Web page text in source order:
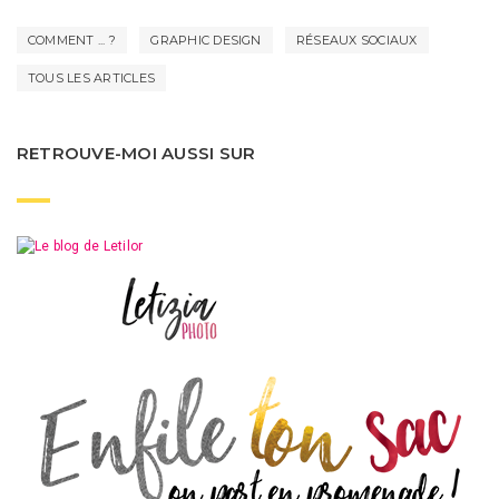
COMMENT ... ? GRAPHIC DESIGN RÉSEAUX SOCIAUX
TOUS LES ARTICLES
RETROUVE-MOI AUSSI SUR